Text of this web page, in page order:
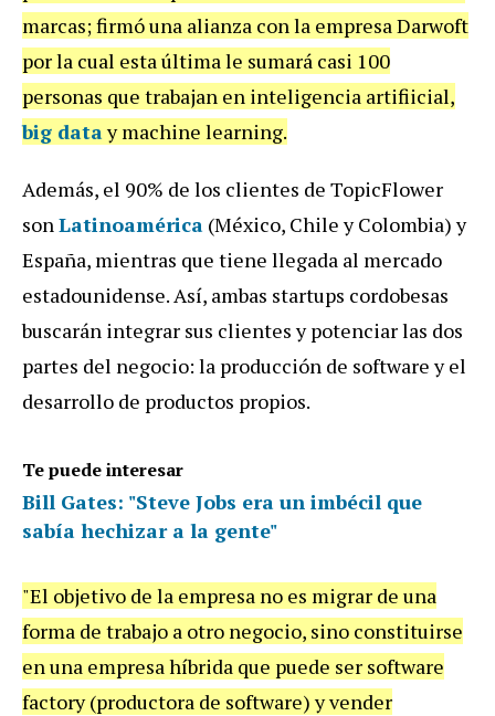
marcas; firmó una alianza con la empresa Darwoft
por la cual esta última le sumará casi 100
personas que trabajan en inteligencia artifiicial,
big datay machine learning.
Además, el 90% de los clientes de TopicFlower
sonLatinoamérica (México, Chile y Colombia) y
España, mientras que tiene llegada al mercado
estadounidense. Así, ambas startups cordobesas
buscarán integrar sus clientes y potenciar las dos
partes del negocio: la producción de software y el
desarrollo de productos propios.
Te puede interesar
Bill Gates: "Steve Jobs era un imbécil que
sabía hechizar a la gente"
"El objetivo de la empresa no es migrar de una
forma de trabajo a otro negocio, sino constituirse
en una empresa híbrida que puede ser software
factory (productora de software) y vender